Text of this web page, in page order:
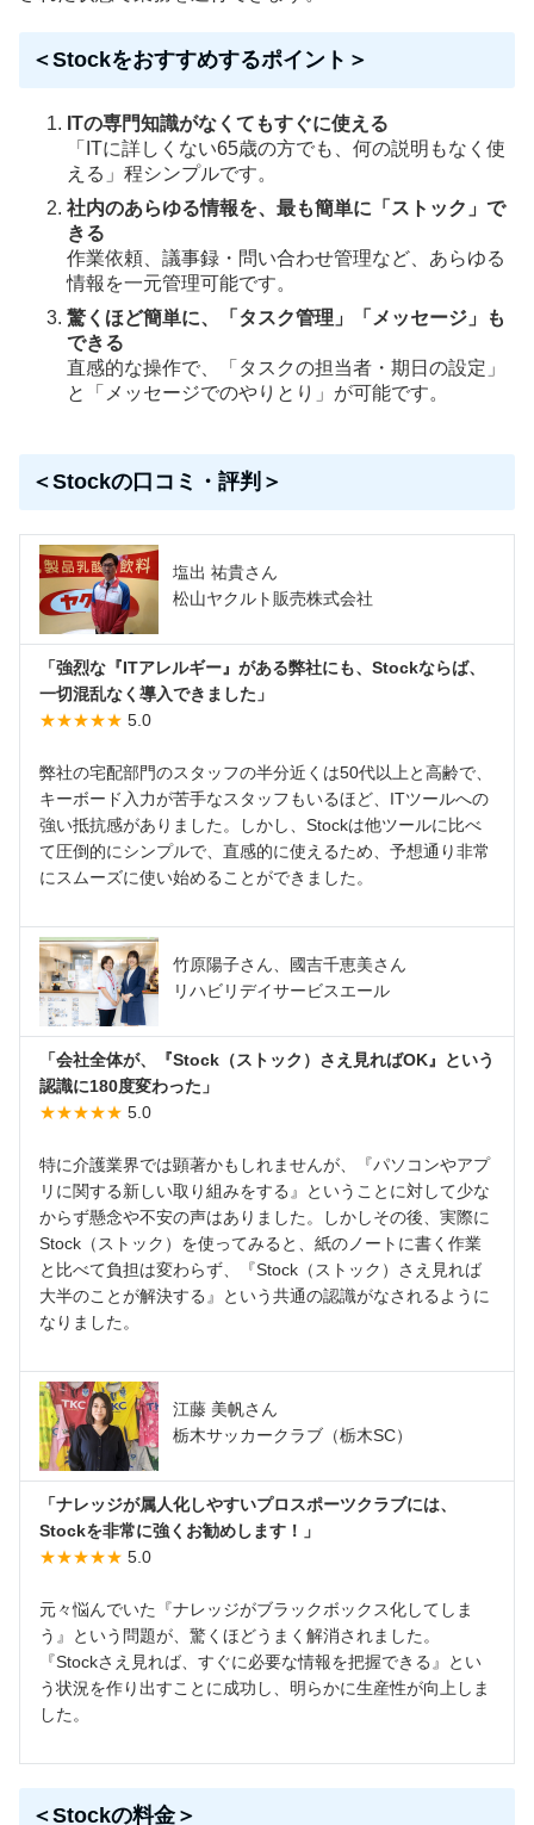
＜Stockをおすすめするポイント＞
ITの専門知識がなくてもすぐに使える
「ITに詳しくない65歳の方でも、何の説明もなく使
える」程シンプルです。
社内のあらゆる情報を、最も簡単に「ストック」で
きる
作業依頼、議事録・問い合わせ管理など、あらゆる
情報を一元管理可能です。
驚くほど簡単に、「タスク管理」「メッセージ」も
できる
直感的な操作で、「タスクの担当者・期日の設定」
と「メッセージでのやりとり」が可能です。
＜Stockの口コミ・評判＞
塩出 祐貴さん
松山ヤクルト販売株式会社
「強烈な『ITアレルギー』がある弊社にも、Stockならば、
一切混乱なく導入できました」
★★★★★ 5.0
弊社の宅配部門のスタッフの半分近くは50代以上と高齢で、
キーボード入力が苦手なスタッフもいるほど、ITツールへの
強い抵抗感がありました。しかし、Stockは他ツールに比べ
て圧倒的にシンプルで、直感的に使えるため、予想通り非常
にスムーズに使い始めることができました。
竹原陽子さん、國吉千恵美さん
リハビリデイサービスエール
「会社全体が、『Stock（ストック）さえ見ればOK』という
認識に180度変わった」
★★★★★ 5.0
特に介護業界では顕著かもしれませんが、『パソコンやアプ
リに関する新しい取り組みをする』ということに対して少な
からず懸念や不安の声はありました。しかしその後、実際に
Stock（ストック）を使ってみると、紙のノートに書く作業
と比べて負担は変わらず、『Stock（ストック）さえ見れば
大半のことが解決する』という共通の認識がなされるように
なりました。
江藤 美帆さん
栃木サッカークラブ（栃木SC）
「ナレッジが属人化しやすいプロスポーツクラブには、
Stockを非常に強くお勧めします！」
★★★★★ 5.0
元々悩んでいた『ナレッジがブラックボックス化してしま
う』という問題が、驚くほどうまく解消されました。
『Stockさえ見れば、すぐに必要な情報を把握できる』とい
う状況を作り出すことに成功し、明らかに生産性が向上しま
した。
＜Stockの料金＞